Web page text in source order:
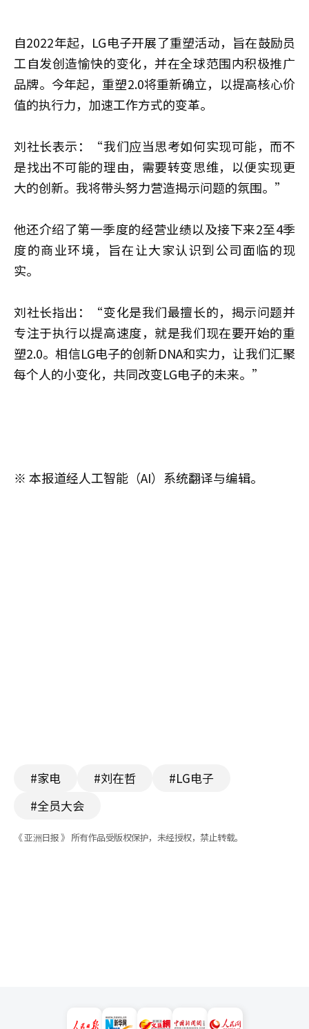
自2022年起，LG电子开展了重塑活动，旨在鼓励员
工自发创造愉快的变化，并在全球范围内积极推广
品牌。今年起，重塑2.0将重新确立，以提高核心价
值的执行力，加速工作方式的变革。
刘社长表示：“我们应当思考如何实现可能，而不
是找出不可能的理由，需要转变思维，以便实现更
大的创新。我将带头努力营造揭示问题的氛围。”
他还介绍了第一季度的经营业绩以及接下来2至4季
度的商业环境，旨在让大家认识到公司面临的现
实。
刘社长指出：“变化是我们最擅长的，揭示问题并
专注于执行以提高速度，就是我们现在要开始的重
塑2.0。相信LG电子的创新DNA和实力，让我们汇聚
每个人的小变化，共同改变LG电子的未来。”
※ 本报道经人工智能（AI）系统翻译与编辑。
#家电 #刘在哲
#LG电子
#全员大会
《 亚洲日报 》 所有作品受版权保护，未经授权，禁止转载。